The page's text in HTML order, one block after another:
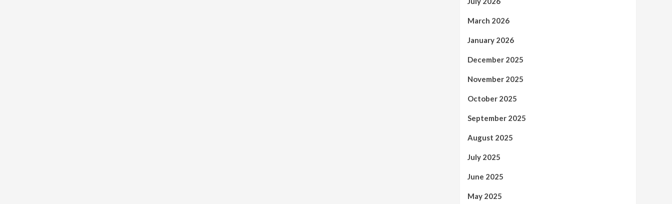
March 2026
January 2026
December 2025
November 2025
October 2025
September 2025
August 2025
July 2025
June 2025
May 2025